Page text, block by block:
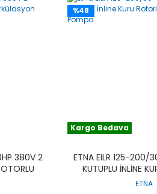
380V 2
%48
Kargo Bedava
ETNA EILR 125-200/
KUTUPLU İNLINE
ETNA